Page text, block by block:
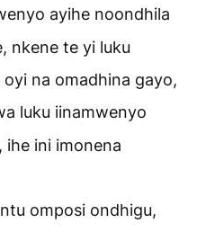
ayihe noondhila
nkene te yi luku
na omadhina gayo,
luku iinamwenyo
ihe ini imonena
omposi ondhigu,